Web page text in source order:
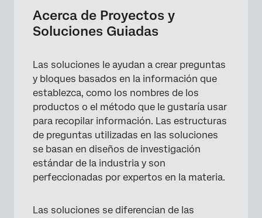
Cómo acceder a soluciones guiadas y
soluciones
Lista de soluciones guiadas CX
Lista de soluciones guiadas EX
Lista de soluciones guiadas de BX
Lista de soluciones guiadas por
investigación estratégica
Lista de soluciones Strategic UX
Orientación
Acerca de Proyectos y
Soluciones Guiadas
Las soluciones le ayudan a crear preguntas
y bloques basados en la información que
establezca, como los nombres de los
productos o el método que le gustaría usar
para recopilar información. Las estructuras
de preguntas utilizadas en las soluciones
se basan en diseños de investigación
estándar de la industria y son
perfeccionadas por expertos en la materia.
Las soluciones se diferencian de las